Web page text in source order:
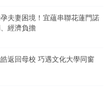
夫妻困境！宜蘊串聯花蓮門諾
經濟負擔
返回母校 巧遇文化大學同窗